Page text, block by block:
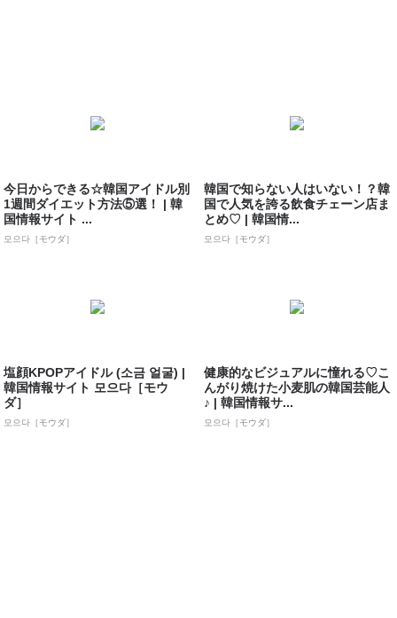
今日からできる☆韓国アイドル別
1週間ダイエット方法⑤選！ | 韓
国情報サイト ...
모으다［モウダ］
韓国で知らない人はいない！？韓
国で人気を誇る飲食チェーン店ま
とめ♡ | 韓国情...
모으다［モウダ］
塩顔KPOPアイドル (소금 얼굴) |
韓国情報サイト 모으다［モウ
ダ］
모으다［モウダ］
健康的なビジュアルに憧れる♡こ
んがり焼けた小麦肌の韓国芸能人
♪ | 韓国情報サ...
모으다［モウダ］